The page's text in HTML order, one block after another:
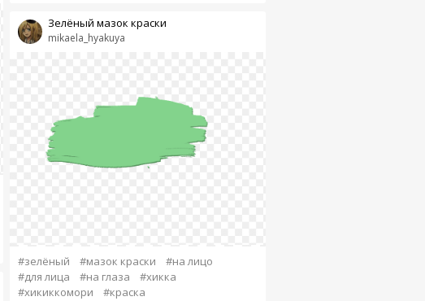
mikaela_hyakuya
Зелёный мазок краски
#зелёный #мазок краски
#на лицо
#для лица
#на глаза
#хикка
#хикиккомори
#краска